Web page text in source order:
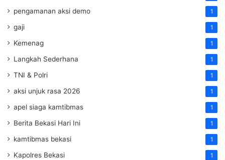
pengamanan aksi demo 1
gaji 1
Kemenag 1
Langkah Sederhana 1
TNI & Polri 1
aksi unjuk rasa 2026 1
apel siaga kamtibmas 1
Berita Bekasi Hari Ini 1
kamtibmas bekasi 1
Kapolres Bekasi 1